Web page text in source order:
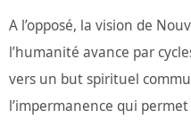
A l’opposé, la vision de
l’humanité avance par
vers un but spirituel
l’impermanence qui